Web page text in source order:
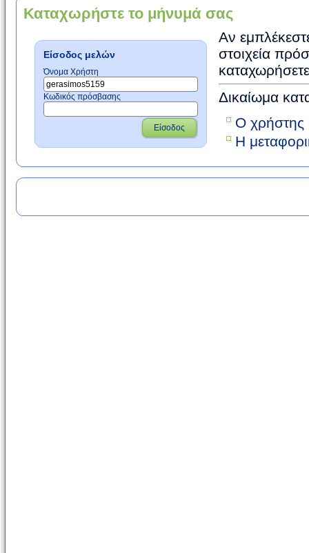
Καταχωρήστε το μήνυμά σας
Είσοδος μελών
Όνομα Χρήστη
Κωδικός πρόσβασης
Είσοδος
Αν
στοιχεία
Δικαίωμα
Ο χρήστης
Η